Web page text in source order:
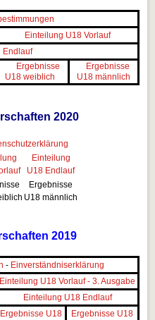
Einteilung U18 Vorlauf
Endlauf
Ergebnisse
U18 weiblich
Ergebnisse
U18 männlich
2020
Einteilung
U18 Endlauf
Ergebnisse
U18 männlich
2019
- Einverständniserklärung
Einteilung U18 Vorlauf - 3. Ausgabe
Einteilung U18 Endlauf
Ergebnisse U18
Ergebnisse U18